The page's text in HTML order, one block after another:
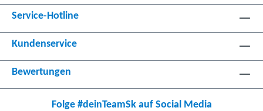
Service-Hotline
Kundenservice
Bewertungen
Folge #deinTeamSk auf Social Media